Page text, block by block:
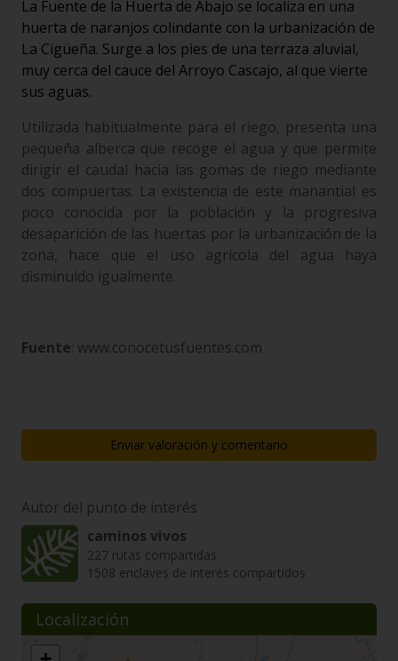
La Fuente de la Huerta de Abajo se localiza en una
huerta de naranjos colindante con la urbanización de
La Cigüeña. Surge a los pies de una terraza aluvial,
muy cerca del cauce del Arroyo Cascajo, al que vierte
sus aguas.
Utilizada habitualmente para el riego, presenta una
pequeña alberca que recoge el agua y que permite
dirigir el caudal hacia las gomas de riego mediante
dos compuertas. La existencia de este manantial es
poco conocida por la población y la progresiva
desaparición de las huertas por la urbanización de la
zona, hace que el uso agrícola del agua haya
disminuido igualmente.
Fuente: www.conocetusfuentes.com
Enviar valoración y comentario
Autor del punto de interés
caminos vivos
227 rutas compartidas
1508 enclaves de interés compartidos
Localización